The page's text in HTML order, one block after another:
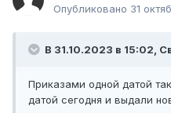
Опубликовано 31
В 31.10.2023 в 15:02,
Приказами одной датой
датой сегодня и выдали